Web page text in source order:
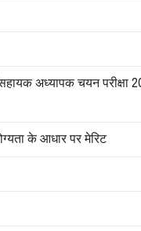
अध्यापक चयन परीक्षा
के आधार पर मेरिट